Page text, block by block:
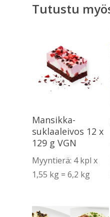
Tutustu
Lue Lisää
Mansikka-
suklaaleivos 12 x
129 g VGN
Myyntierä: 4 kpl x
1,55 kg = 6,2 kg